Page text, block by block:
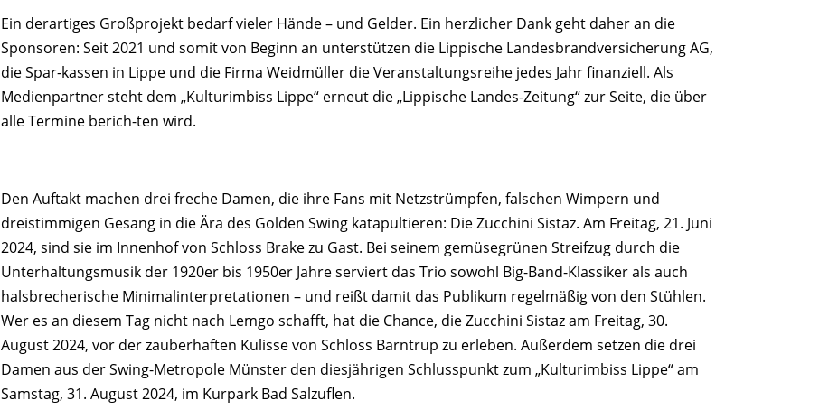
Ein derartiges Großprojekt bedarf vieler Hände – und Gelder. Ein herzlicher Dank geht daher an die
Sponsoren: Seit 2021 und somit von Beginn an unterstützen die Lippische Landesbrandversicherung AG,
die Spar-kassen in Lippe und die Firma Weidmüller die Veranstaltungsreihe jedes Jahr finanziell. Als
Medienpartner steht dem „Kulturimbiss Lippe“ erneut die „Lippische Landes-Zeitung“ zur Seite, die über
alle Termine berich-ten wird.
Den Auftakt machen drei freche Damen, die ihre Fans mit Netzstrümpfen, falschen Wimpern und
dreistimmigen Gesang in die Ära des Golden Swing katapultieren: Die Zucchini Sistaz. Am Freitag, 21. Juni
2024, sind sie im Innenhof von Schloss Brake zu Gast. Bei seinem gemüsegrünen Streifzug durch die
Unterhaltungsmusik der 1920er bis 1950er Jahre serviert das Trio sowohl Big-Band-Klassiker als auch
halsbrecherische Minimalinterpretationen – und reißt damit das Publikum regelmäßig von den Stühlen.
Wer es an diesem Tag nicht nach Lemgo schafft, hat die Chance, die Zucchini Sistaz am Freitag, 30.
August 2024, vor der zauberhaften Kulisse von Schloss Barntrup zu erleben. Außerdem setzen die drei
Damen aus der Swing-Metropole Münster den diesjährigen Schlusspunkt zum „Kulturimbiss Lippe“ am
Samstag, 31. August 2024, im Kurpark Bad Salzuflen.